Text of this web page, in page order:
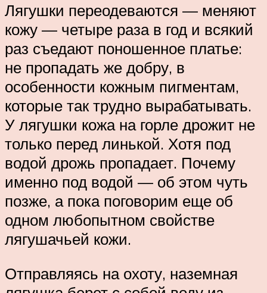
Лягушки переодеваются — меняют
кожу — четыре раза в год и всякий
раз съедают поношенное платье:
не пропадать же добру, в
особенности кожным пигментам,
которые так трудно вырабатывать.
У лягушки кожа на горле дрожит не
только перед линькой. Хотя под
водой дрожь пропадает. Почему
именно под водой — об этом чуть
позже, а пока поговорим еще об
одном любопытном свойстве
лягушачьей кожи.
Отправляясь на охоту, наземная